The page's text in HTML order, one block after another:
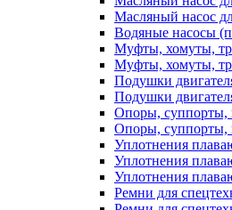
Масляный насос
Водяные насосы
Муфты, хомуты,
Муфты, хомуты,
Подушки
Подушки
Опоры,
Опоры, суппорты,
Уплотнения
Уплотнения
Уплотнения
Ремни для